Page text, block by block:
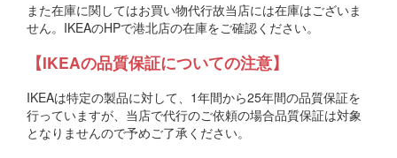
また在庫に関してはお買い物代行故当店には在庫はございま
せん。IKEAのHPで港北店の在庫をご確認ください。
【IKEAの品質保証についての注意】
IKEAは特定の製品に対して、1年間から25年間の品質保証を
行っていますが、当店で代行のご依頼の場合品質保証は対象
となりませんので予めご了承ください。